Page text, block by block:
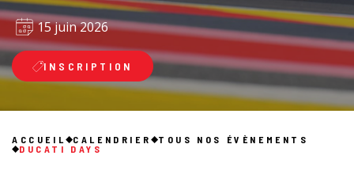
15 juin 2026
INSCRIPTION
ACCUEIL CALENDRIER
TOUS NOS ÉVÈNEMENTS
DUCATI DAYS